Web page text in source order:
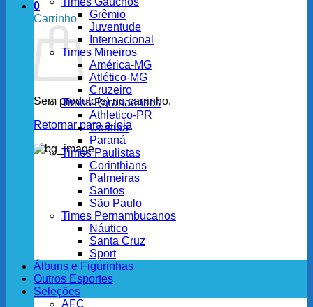
0
Carrinho
Sem produto(s) no carrinho.
Retornar para a loja
Grêmio
Juventude
Internacional
Times Mineiros
América-MG
Atlético-MG
Cruzeiro
Times Paranaenses
Athletico-PR
Coritiba
Paraná
Times Paulistas
Corinthians
Palmeiras
Santos
São Paulo
Times Pernambucanos
Náutico
Santa Cruz
Sport
Álbuns e Figurinhas
Outros Esportes
Seleções
AFC